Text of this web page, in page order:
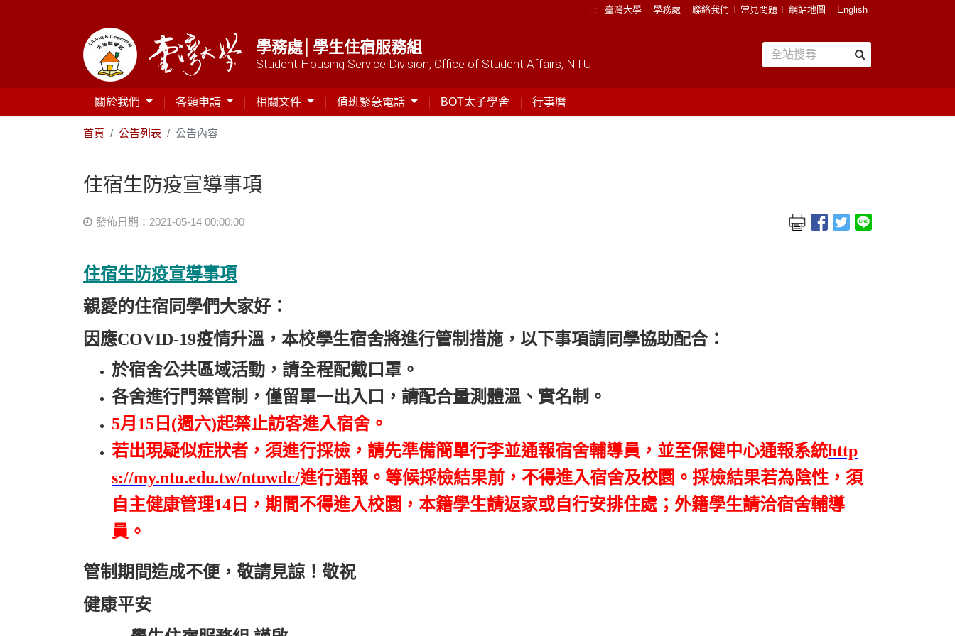
::: 臺灣大學 學務處 聯絡我們 常見問題 網站地圖 English
學務處│學生住宿服務組
Student Housing Service Division, Office of Student Affairs, NTU
關於我們 各類申請 相關文件 值班緊急電話 BOT太子學舍 行事曆
首頁 公告列表 公告內容
住宿生防疫宣導事項
發佈日期：2021-05-14 00:00:00
住宿生防疫宣導事項
親愛的住宿同學們大家好：
因應COVID-19疫情升溫，本校學生宿舍將進行管制措施，以下事項請同學協助配合：
於宿舍公共區域活動，請全程配戴口罩。
各舍進行門禁管制，僅留單一出入口，請配合量測體溫、實名制。
5月15日(週六)起禁止訪客進入宿舍。
若出現疑似症狀者，須進行採檢，請先準備簡單行李並通報宿舍輔導員，並至保健中心通報系統http
s://my.ntu.edu.tw/ntuwdc/進行通報。等候採檢結果前，不得進入宿舍及校園。採檢結果若為陰性，須
自主健康管理14日，期間不得進入校園，本籍學生請返家或自行安排住處；外籍學生請洽宿舍輔導
員。
管制期間造成不便，敬請見諒！敬祝
健康平安